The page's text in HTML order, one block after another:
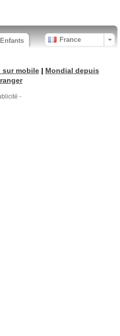
Enfants France
sur mobile| Mondial depuis
-